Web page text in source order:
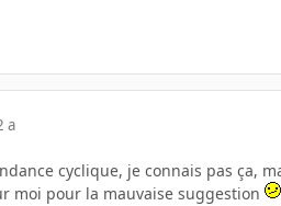
a
cyclique, je connais pas ça,
moi pour la mauvaise suggestion